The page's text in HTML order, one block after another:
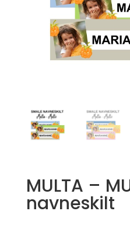
MULTA –
navneskilt